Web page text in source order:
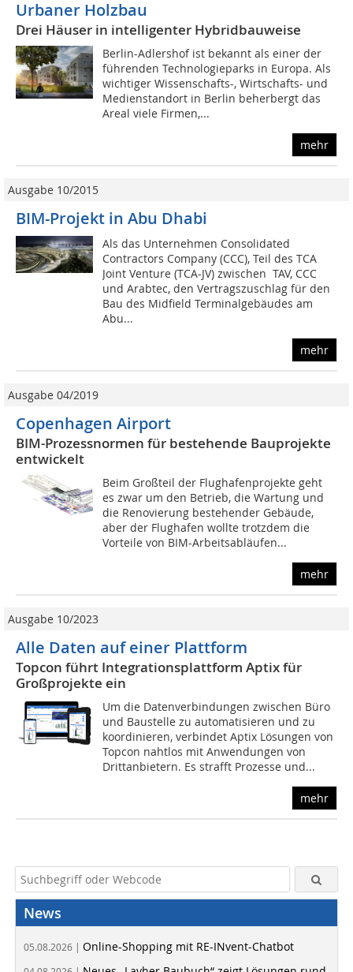
Urbaner Holzbau
Drei Häuser in intelligenter Hybridbauweise
Berlin-Adlershof ist bekannt als einer der
führenden Technologieparks in Europa. Als
wichtiger Wissenschafts-, Wirtschafts- und
Medienstandort in Berlin beherbergt das
Areal viele Firmen,...
mehr
Ausgabe 10/2015
BIM-Projekt in Abu Dhabi
Als das Unternehmen Consolidated
Contractors Company (CCC), Teil des TCA
Joint Venture (TCA-JV) zwischen TAV, CCC
und Arabtec, den Vertragszuschlag für den
Bau des Midfield Terminalgebäudes am
Abu...
mehr
Ausgabe 04/2019
Copenhagen Airport
BIM-Prozessnormen für bestehende Bauprojekte
entwickelt
Beim Großteil der Flughafenprojekte geht
es zwar um den Betrieb, die Wartung und
die Renovierung bestehender Gebäude,
aber der Flughafen wollte trotzdem die
Vorteile von BIM-Arbeitsabläufen...
mehr
Ausgabe 10/2023
Alle Daten auf einer Plattform
Topcon führt Integrationsplattform Aptix für
Großprojekte ein
Um die Datenverbindungen zwischen Büro
und Baustelle zu automatisieren und zu
koordinieren, verbindet Aptix Lösungen von
Topcon nahtlos mit Anwendungen von
Drittanbietern. Es strafft Prozesse und...
mehr
News
05.08.2026 | Online-Shopping mit RE-INvent-Chatbot